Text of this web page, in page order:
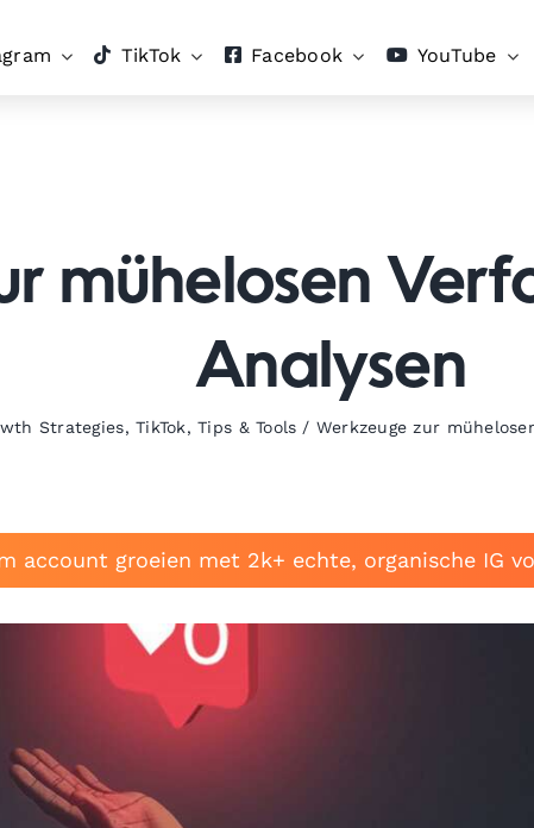
TikTok Facebook YouTube
mühelosen
Analysen
Strategies,TikTok,Tips & Tools / Werkzeuge zur
account groeien met 2k+ echte, organische IG